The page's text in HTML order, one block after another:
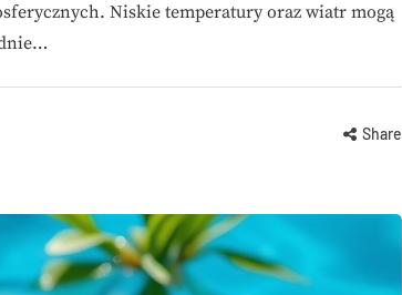
Niskie temperatury oraz wiatr mogą
Share